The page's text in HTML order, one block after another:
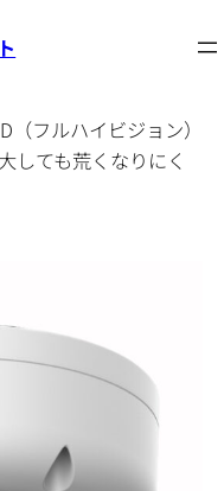
フルハイビジョン）
しても荒くなりにく